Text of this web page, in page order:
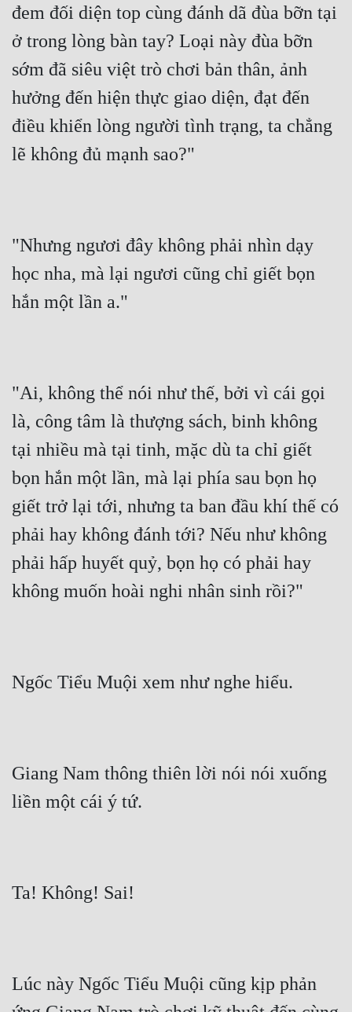
đem đối diện top cùng đánh dã đùa bỡn tại
ở trong lòng bàn tay? Loại này đùa bỡn
sớm đã siêu việt trò chơi bản thân, ảnh
hưởng đến hiện thực giao diện, đạt đến
điều khiển lòng người tình trạng, ta chẳng
lẽ không đủ mạnh sao?"
"Nhưng ngươi đây không phải nhìn dạy
học nha, mà lại ngươi cũng chỉ giết bọn
hắn một lần a."
"Ai, không thể nói như thế, bởi vì cái gọi
là, công tâm là thượng sách, binh không
tại nhiều mà tại tinh, mặc dù ta chỉ giết
bọn hắn một lần, mà lại phía sau bọn họ
giết trở lại tới, nhưng ta ban đầu khí thế có
phải hay không đánh tới? Nếu như không
phải hấp huyết quỷ, bọn họ có phải hay
không muốn hoài nghi nhân sinh rồi?"
Ngốc Tiểu Muội xem như nghe hiểu.
Giang Nam thông thiên lời nói nói xuống
liền một cái ý tứ.
Ta! Không! Sai!
Lúc này Ngốc Tiểu Muội cũng kịp phản